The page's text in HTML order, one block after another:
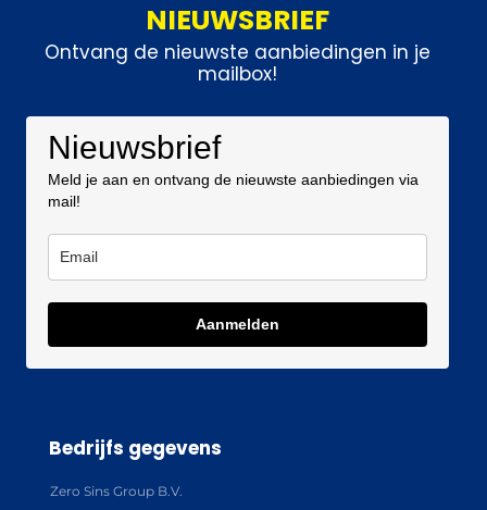
NIEUWSBRIEF
Ontvang de nieuwste aanbiedingen in je
mailbox!
Nieuwsbrief
Meld je aan en ontvang de nieuwste aanbiedingen via
mail!
Aanmelden
Bedrijfs gegevens
Zero Sins Group B.V.